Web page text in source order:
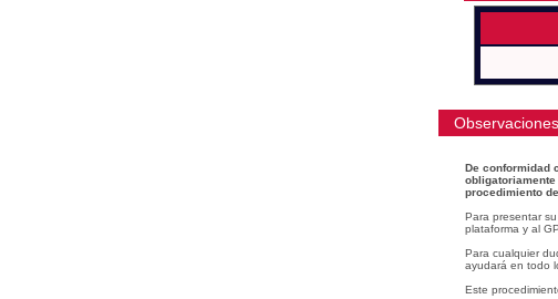
De conformidad
procedimiento
Para presentar
plataforma y al
Para cualquier
ayudará en todo
Este